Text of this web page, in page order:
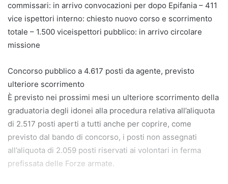
commissari: in arrivo convocazioni per dopo Epifania – 411
vice ispettori interno: chiesto nuovo corso e scorrimento
totale – 1.500 viceispettori pubblico: in arrivo circolare
missione
Concorso pubblico a 4.617 posti da agente, previsto
ulteriore scorrimento
È previsto nei prossimi mesi un ulteriore scorrimento della
graduatoria degli idonei alla procedura relativa all’aliquota
di 2.517 posti aperti a tutti anche per coprire, come
previsto dal bando di concorso, i posti non assegnati
all’aliquota di 2.059 posti riservati ai volontari in ferma
prefissata delle Forze armate.